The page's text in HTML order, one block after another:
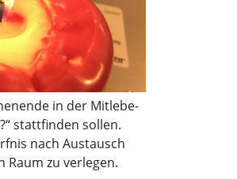
in der Mitlebe-
stattfinden sollen.
nach Austausch
Raum zu verlegen.